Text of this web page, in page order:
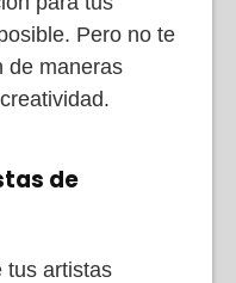
Pero no te
de maneras
de
tus artistas